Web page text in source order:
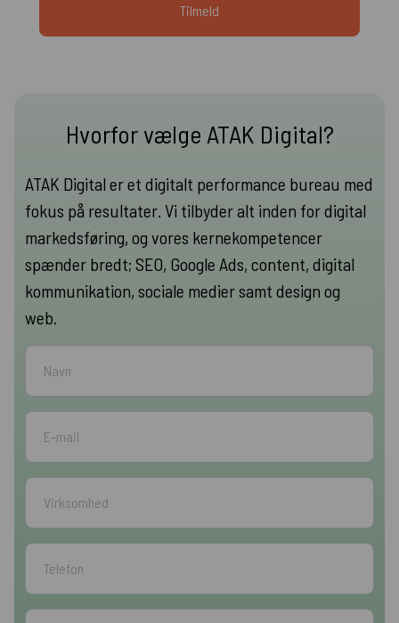
Hvorfor vælge ATAK Digital?
ATAK Digital er et digitalt performance bureau med
fokus på resultater. Vi tilbyder alt inden for digital
markedsføring, og vores kernekompetencer
spænder bredt; SEO, Google Ads, content, digital
kommunikation, sociale medier samt design og
web.